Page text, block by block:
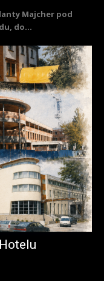
Majcher pod
do...